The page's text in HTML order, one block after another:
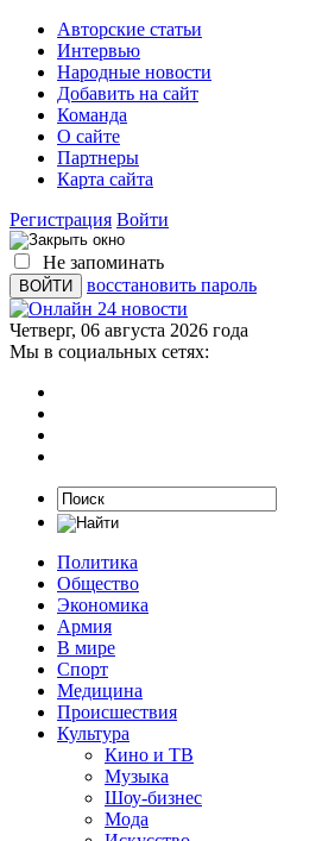
Авторские статьи
Интервью
Народные новости
Добавить на сайт
Команда
О сайте
Партнеры
Карта сайта
Регистрация Войти
Не запоминать
восстановить пароль
Четверг, 06 августа 2026 года
Мы в социальных сетях:
Политика
Общество
Экономика
Армия
В мире
Спорт
Медицина
Происшествия
Культура
Кино и ТВ
Музыка
Шоу-бизнес
Мода